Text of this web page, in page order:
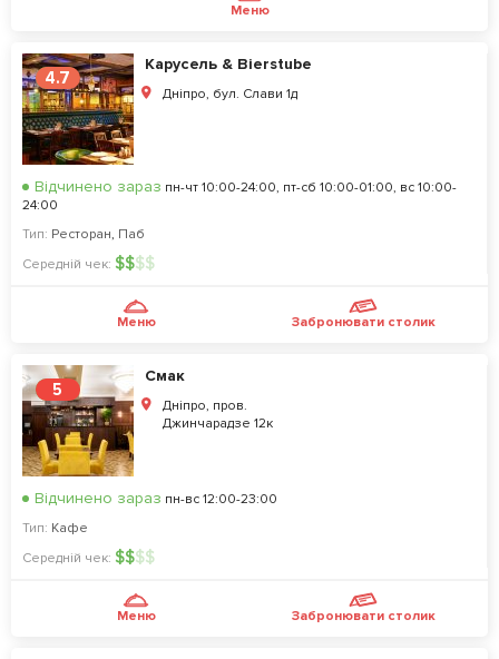
Меню
4.7
Карусель & Bierstube
Дніпро, бул. Слави 1д
Відчинено зараз пн-чт 10:00-24:00, пт-сб 10:00-01:00, вс 10:00-
24:00
Тип: Ресторан, Паб
Середній чек: $$$$
Меню Забронювати столик
5
Смак
Дніпро, пров.
Джинчарадзе 12к
Відчинено зараз пн-вс 12:00-23:00
Тип: Кафе
Середній чек: $$$$
Меню Забронювати столик